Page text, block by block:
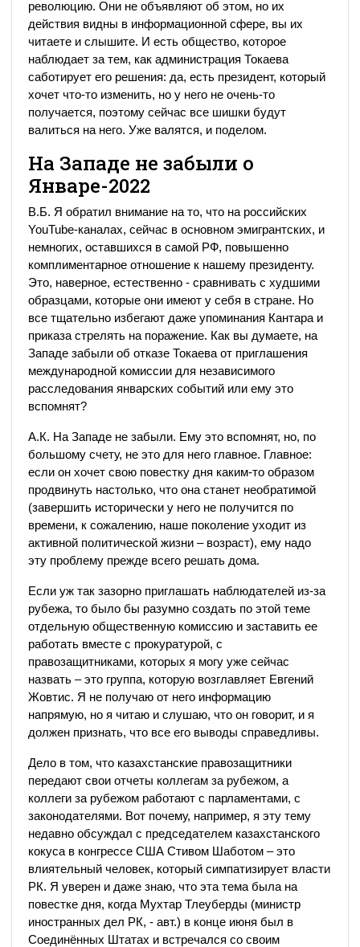
революцию. Они не объявляют об этом, но их
действия видны в информационной сфере, вы их
читаете и слышите. И есть общество, которое
наблюдает за тем, как администрация Токаева
саботирует его решения: да, есть президент, который
хочет что-то изменить, но у него не очень-то
получается, поэтому сейчас все шишки будут
валиться на него. Уже валятся, и поделом.
На Западе не забыли о
Январе-2022
В.Б. Я обратил внимание на то, что на российских
YouTube-каналах, сейчас в основном эмигрантских, и
немногих, оставшихся в самой РФ, повышенно
комплиментарное отношение к нашему президенту.
Это, наверное, естественно - сравнивать с худшими
образцами, которые они имеют у себя в стране. Но
все тщательно избегают даже упоминания Кантара и
приказа стрелять на поражение. Как вы думаете, на
Западе забыли об отказе Токаева от приглашения
международной комиссии для независимого
расследования январских событий или ему это
вспомнят?
А.К. На Западе не забыли. Ему это вспомнят, но, по
большому счету, не это для него главное. Главное:
если он хочет свою повестку дня каким-то образом
продвинуть настолько, что она станет необратимой
(завершить исторически у него не получится по
времени, к сожалению, наше поколение уходит из
активной политической жизни – возраст), ему надо
эту проблему прежде всего решать дома.
Если уж так зазорно приглашать наблюдателей из-за
рубежа, то было бы разумно создать по этой теме
отдельную общественную комиссию и заставить ее
работать вместе с прокуратурой, с
правозащитниками, которых я могу уже сейчас
назвать – это группа, которую возглавляет Евгений
Жовтис. Я не получаю от него информацию
напрямую, но я читаю и слушаю, что он говорит, и я
должен признать, что все его выводы справедливы.
Дело в том, что казахстанские правозащитники
передают свои отчеты коллегам за рубежом, а
коллеги за рубежом работают с парламентами, с
законодателями. Вот почему, например, я эту тему
недавно обсуждал с председателем казахстанского
кокуса в конгрессе США Стивом Шаботом – это
влиятельный человек, который симпатизирует власти
РК. Я уверен и даже знаю, что эта тема была на
повестке дня, когда Мухтар Тлеуберды (министр
иностранных дел РК, - авт.) в конце июня был в
Соединённых Штатах и встречался со своим